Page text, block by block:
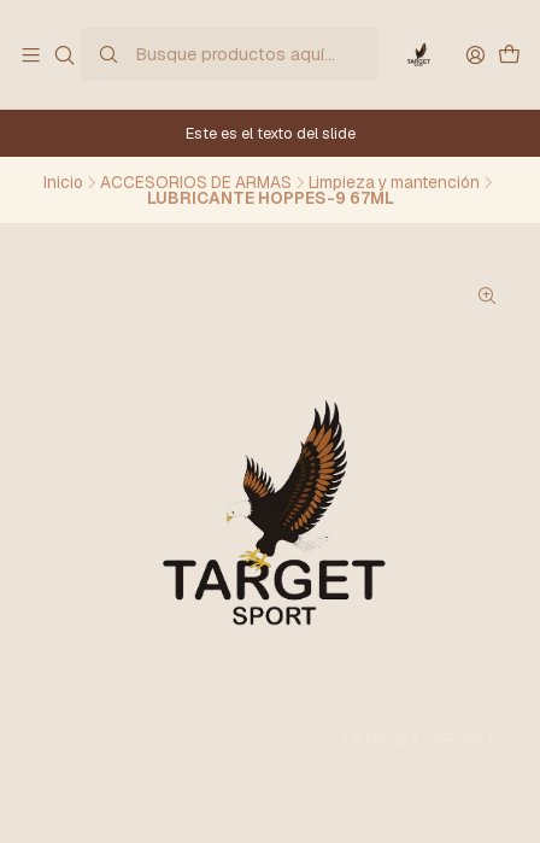
Este es el texto del slide
Inicio ACCESORIOS DE ARMAS Limpieza y mantención
LUBRICANTE HOPPES-9 67ML